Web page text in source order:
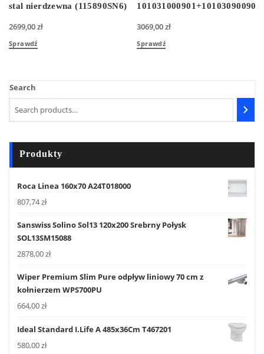
stal nierdzewna (115890SN6)
2699,00zł
Sprawdź
3069,00zł
Sprawdź
Search
Produkty
Roca Linea 160x70 A24T018000
807,74zł
Sanswiss Solino Sol13 120x200 Srebrny Połysk
SOL13SM15088
2878,00zł
Wiper Premium Slim Pure odpływ liniowy 70 cm z
kołnierzem WPS700PU
664,00zł
Ideal Standard I.Life A 485x36Cm T467201
580,00zł